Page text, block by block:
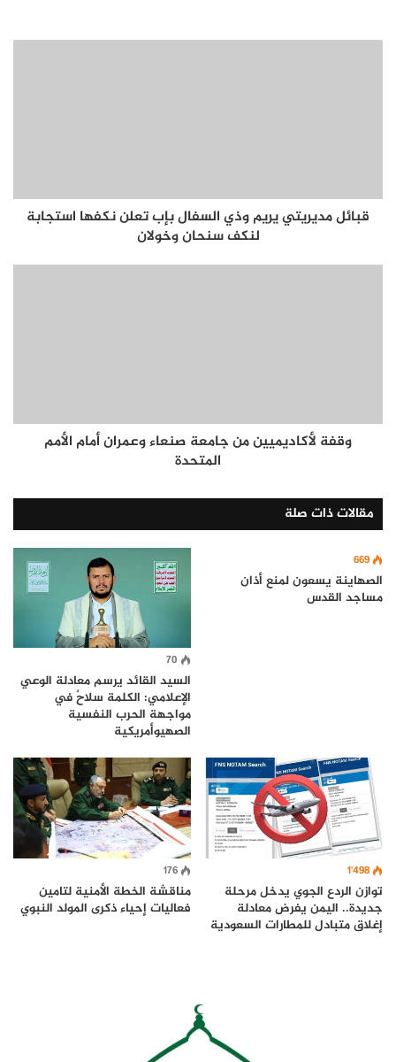
قبائل مديريتي يريم وذي السفال بإب تعلن نكفها استجابة
لنكف سنحان وخولان
وقفة لأكاديميين من جامعة صنعاء وعمران أمام الأمم
المتحدة
مقالات ذات صلة
669
الصهاينة يسعون لمنع أذان
مساجد القدس
70
السيد القائد يرسم معادلة الوعي
الإعلامي: الكلمة سلاحٌ في
مواجهة الحرب النفسية
الصهيوأمريكية
1٬498
توازن الردع الجوي يدخل مرحلة
جديدة.. اليمن يفرض معادلة
إغلاق متبادل للمطارات السعودية
176
مناقشة الخطة الأمنية لتامين
فعاليات إحياء ذكرى المولد النبوي